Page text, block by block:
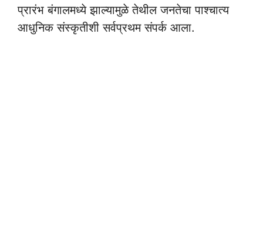
प्रारंभ बंगालमध्ये झाल्यामुळे तेथील जनतेचा पाश्चात्य
आधुनिक संस्कृतीशी सर्वप्रथम संपर्क आला.